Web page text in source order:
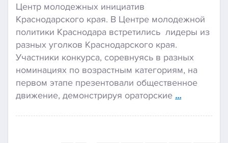
Центр молодежных инициатив
Краснодарского края. В Центре молодежной
политики Краснодара встретились лидеры из
разных уголков Краснодарского края.
Участники конкурса, соревнуясь в разных
номинациях по возрастным категориям, на
первом этапе презентовали общественное
движение, демонстрируя ораторские …